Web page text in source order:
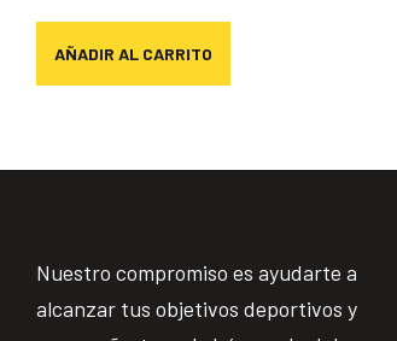
AÑADIR AL CARRITO
Nuestro compromiso es ayudarte a
alcanzar tus objetivos deportivos y